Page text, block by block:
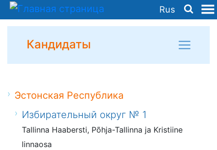
Rus
Кандидаты
Эстонская Республика
Избирательный округ № 1
Tallinna Haabersti, Põhja-Tallinna ja Kristiine
linnaosa